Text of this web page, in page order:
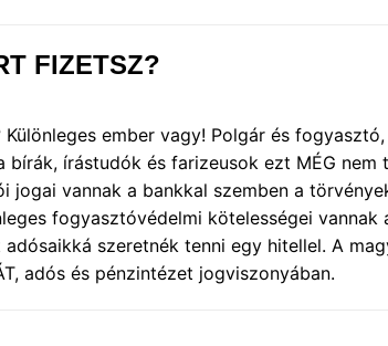
FIZETSZ?
Különleges ember vagy! Polgár és
írástudók és farizeusok ezt MÉG nem
jogai vannak a bankkal szemben a
fogyasztóvédelmi kötelességei vannak
szeretnék tenni egy hitellel. A
adós és pénzintézet jogviszonyában.